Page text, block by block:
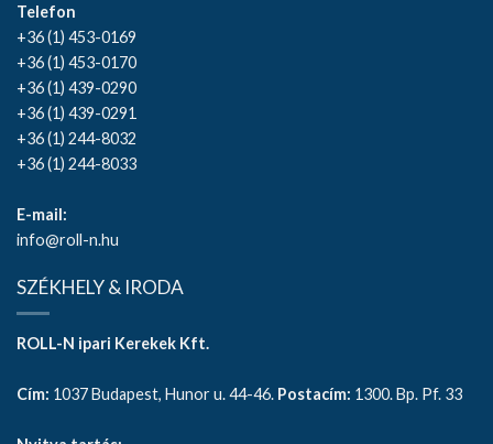
Telefon
+36 (1) 453-0169
+36 (1) 453-0170
+36 (1) 439-0290
+36 (1) 439-0291
+36 (1) 244-8032
+36 (1) 244-8033
E-mail:
info@roll-n.hu
SZÉKHELY & IRODA
ROLL-N ipari Kerekek Kft.
Cím: 1037 Budapest, Hunor u. 44-46. Postacím: 1300. Bp. Pf. 33